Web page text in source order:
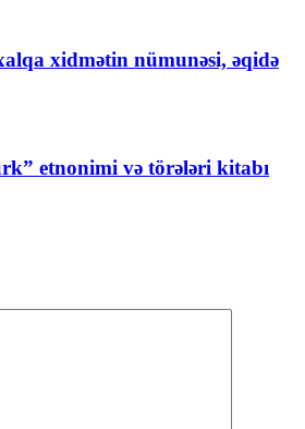
xidmətin nümunəsi, əqidə
etnonimi və törələri kitabı